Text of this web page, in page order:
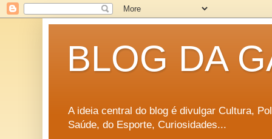
BLOG DA
A ideia central do blog é divulgar Cultura,
Saúde, do Esporte, Curiosidades...